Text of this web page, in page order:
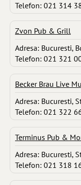
Telefon: 021 314
Zvon Pub & Grill
Adresa: Bucuresti,
Telefon: 021 321
Becker Brau Live
Adresa: Bucuresti,
Telefon: 021 322
Terminus Pub &
Adresa: Bucuresti,
Telefon: 021 318